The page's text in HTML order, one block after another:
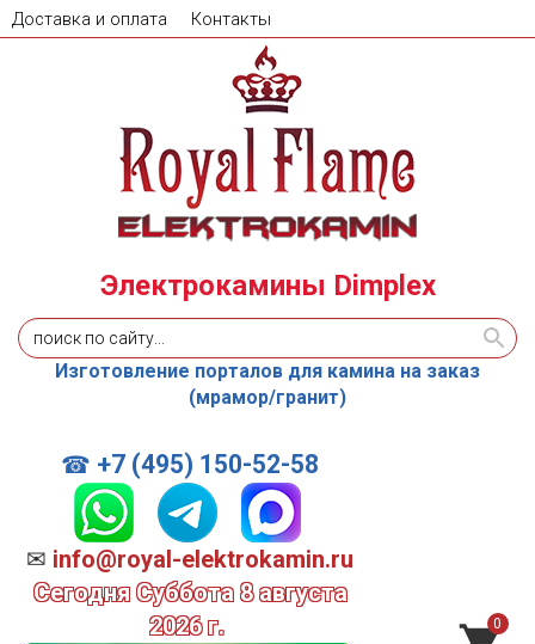
Доставка и оплата Контакты
☎ +7 (495) 150-52-58
✉ info@royal-elektrokamin.ru
Сегодня Суббота 8 августа
2026 г.
Электрокамины Dimplex
Изготовление порталов для камина на заказ
(мрамор/гранит)
0